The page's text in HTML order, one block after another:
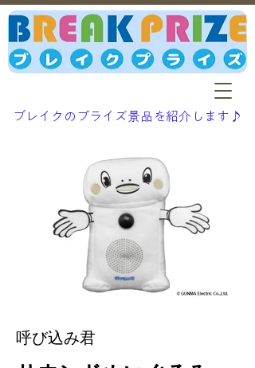
ブレイクのプライズ景品を紹介します♪
呼び込み君